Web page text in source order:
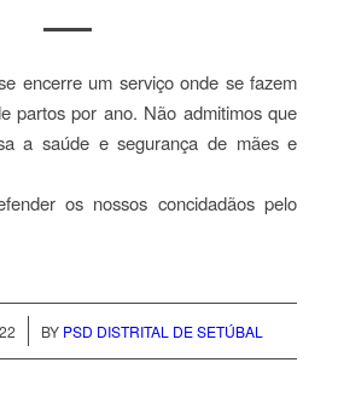
encerre um serviço onde se fazem
partos por ano. Não admitimos que
a saúde e segurança de mães e
os nossos concidadãos pelo
BY PSD DISTRITAL DE SETÚBAL